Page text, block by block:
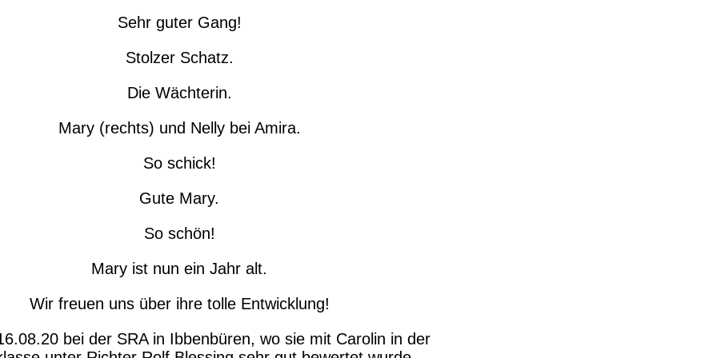
Sehr guter Gang!
Stolzer Schatz.
Die Wächterin.
Mary (rechts) und Nelly bei Amira.
So schick!
Gute Mary.
So schön!
Mary ist nun ein Jahr alt.
Wir freuen uns über ihre tolle Entwicklung!
bei der SRA in Ibbenbüren, wo sie mit Carolin in der